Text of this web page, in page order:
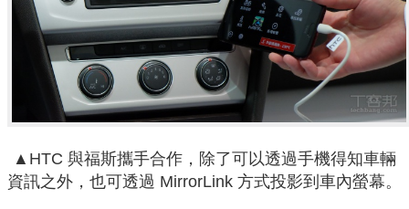
▲HTC 與福斯攜手合作，除了可以透過手機得知車輛
資訊之外，也可透過 MirrorLink 方式投影到車內螢幕。